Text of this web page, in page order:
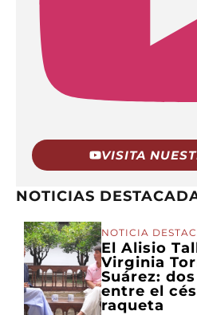
VISITA
NOTICIAS
NOTICIA
El Alisio
Virginia
Suárez:
entre el
raqueta